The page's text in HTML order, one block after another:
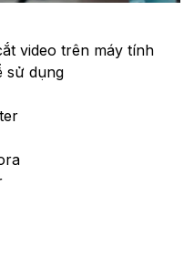
video trên máy tính
sử dụng